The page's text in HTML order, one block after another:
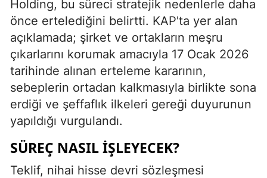
Holding, bu süreci stratejik nedenlerle daha
önce ertelediğini belirtti. KAP'ta yer alan
açıklamada; şirket ve ortakların meşru
çıkarlarını korumak amacıyla 17 Ocak 2026
tarihinde alınan erteleme kararının,
sebeplerin ortadan kalkmasıyla birlikte sona
erdiği ve şeffaflık ilkeleri gereği duyurunun
yapıldığı vurgulandı.
SÜREÇ NASIL İŞLEYECEK?
Teklif, nihai hisse devri sözleşmesi